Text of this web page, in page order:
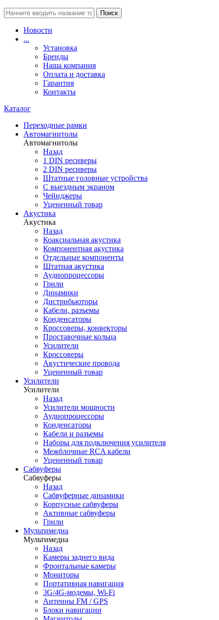
Поиск
Новости
...
Установка
Бренды
Наша компания
Оплата и доставка
Гарантия
Контакты
Каталог
Переходные рамки
Автомагнитолы
Автомагнитолы
Назад
1 DIN ресиверы
2 DIN ресиверы
Штатные головные устройства
С выездным экраном
Чейнджеры
Уцененный товар
Акустика
Акустика
Назад
Коаксиальная акустика
Компонентная акустика
Отдельные компоненты
Штатная акустика
Аудиопроцессоры
Грили
Динамики
Дистрибьюторы
Кабели, разъемы
Конденсаторы
Кроссоверы, конвекторы
Проставочные кольца
Усилители
Кроссоверы
Акустические провода
Уцененный товар
Усилители
Усилители
Назад
Усилители мощности
Аудиопроцессоры
Конденсаторы
Кабели и разъемы
Наборы для подключения усилителя
Межблочные RCA кабели
Уцененный товар
Сабвуферы
Сабвуферы
Назад
Сабвуферные динамики
Корпусные сабвуферы
Активные сабвуферы
Грили
Мультимедиа
Мультимедиа
Назад
Камеры заднего вида
Фронтальные камеры
Мониторы
Портативная навигация
3G/4G-модемы, Wi-Fi
Антенны FM / GPS
Блоки навигации